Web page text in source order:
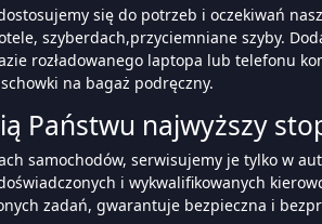
się do potrzeb i oczekiwań
szyberdach,przyciemniane szyby.
rozładowanego laptopa lub telefonu
na bagaż podręczny.
Państwu najwyższy
samochodów, serwisujemy je tylko w
i wykwalifikowanych
zadań, gwarantuje bezpieczna i